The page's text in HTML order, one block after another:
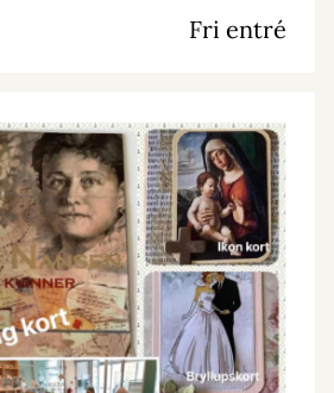
Fri entré